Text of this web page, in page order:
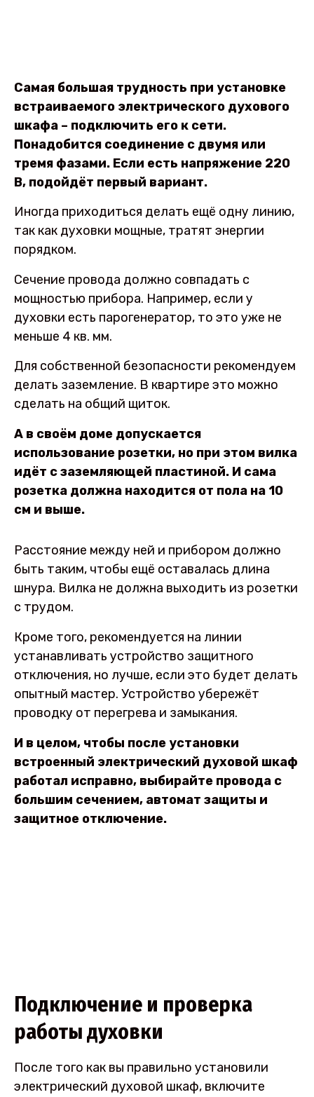
Самая большая трудность при установке
встраиваемого электрического духового
шкафа – подключить его к сети.
Понадобится соединение с двумя или
тремя фазами. Если есть напряжение 220
В, подойдёт первый вариант.
Иногда приходиться делать ещё одну линию,
так как духовки мощные, тратят энергии
порядком.
Сечение провода должно совпадать с
мощностью прибора. Например, если у
духовки есть парогенератор, то это уже не
меньше 4 кв. мм.
Для собственной безопасности рекомендуем
делать заземление. В квартире это можно
сделать на общий щиток.
А в своём доме допускается
использование розетки, но при этом вилка
идёт с заземляющей пластиной. И сама
розетка должна находится от пола на 10
см и выше.
Расстояние между ней и прибором должно
быть таким, чтобы ещё оставалась длина
шнура. Вилка не должна выходить из розетки
с трудом.
Кроме того, рекомендуется на линии
устанавливать устройство защитного
отключения, но лучше, если это будет делать
опытный мастер. Устройство убережёт
проводку от перегрева и замыкания.
И в целом, чтобы после установки
встроенный электрический духовой шкаф
работал исправно, выбирайте провода с
большим сечением, автомат защиты и
защитное отключение.
Подключение и проверка
работы духовки
После того как вы правильно установили
электрический духовой шкаф, включите